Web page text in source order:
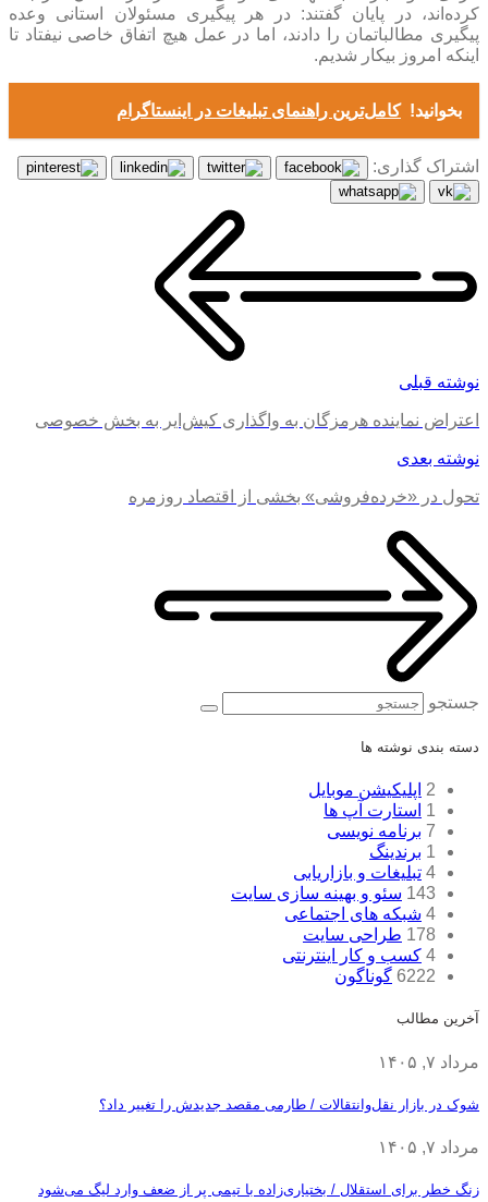
کرده‌اند، در پایان گفتند: در هر پیگیری مسئولان استانی وعده
پیگیری مطالباتمان را دادند، اما در عمل هیچ اتفاق خاصی نیفتاد تا
اینکه امروز بیکار شدیم.
بخوانید! کامل‌ترین راهنمای تبلیغات در اینستاگرام
اشتراک گذاری:
نوشته قبلی
اعتراض نماینده هرمزگان به واگذاری کیش‌ایر به بخش خصوصی
نوشته بعدی
تحول در «خرده‌فروشی» بخشی از اقتصاد روزمره
جستجو
دسته بندی نوشته ها
2 اپلیکیشن موبایل
1 استارت آپ ها
7 برنامه نویسی
1 برندینگ
4 تبلیغات و بازاریابی
143 سئو و بهینه سازی سایت
4 شبکه های اجتماعی
178 طراحی سایت
4 کسب و کار اینترنتی
6222 گوناگون
آخرین مطالب
مرداد ۷, ۱۴۰۵
شوک در بازار نقل‌وانتقالات / طارمی مقصد جدیدش را تغییر داد؟
مرداد ۷, ۱۴۰۵
زنگ خطر برای استقلال / بختیاری‌زاده با تیمی پر از ضعف وارد لیگ می‌شود